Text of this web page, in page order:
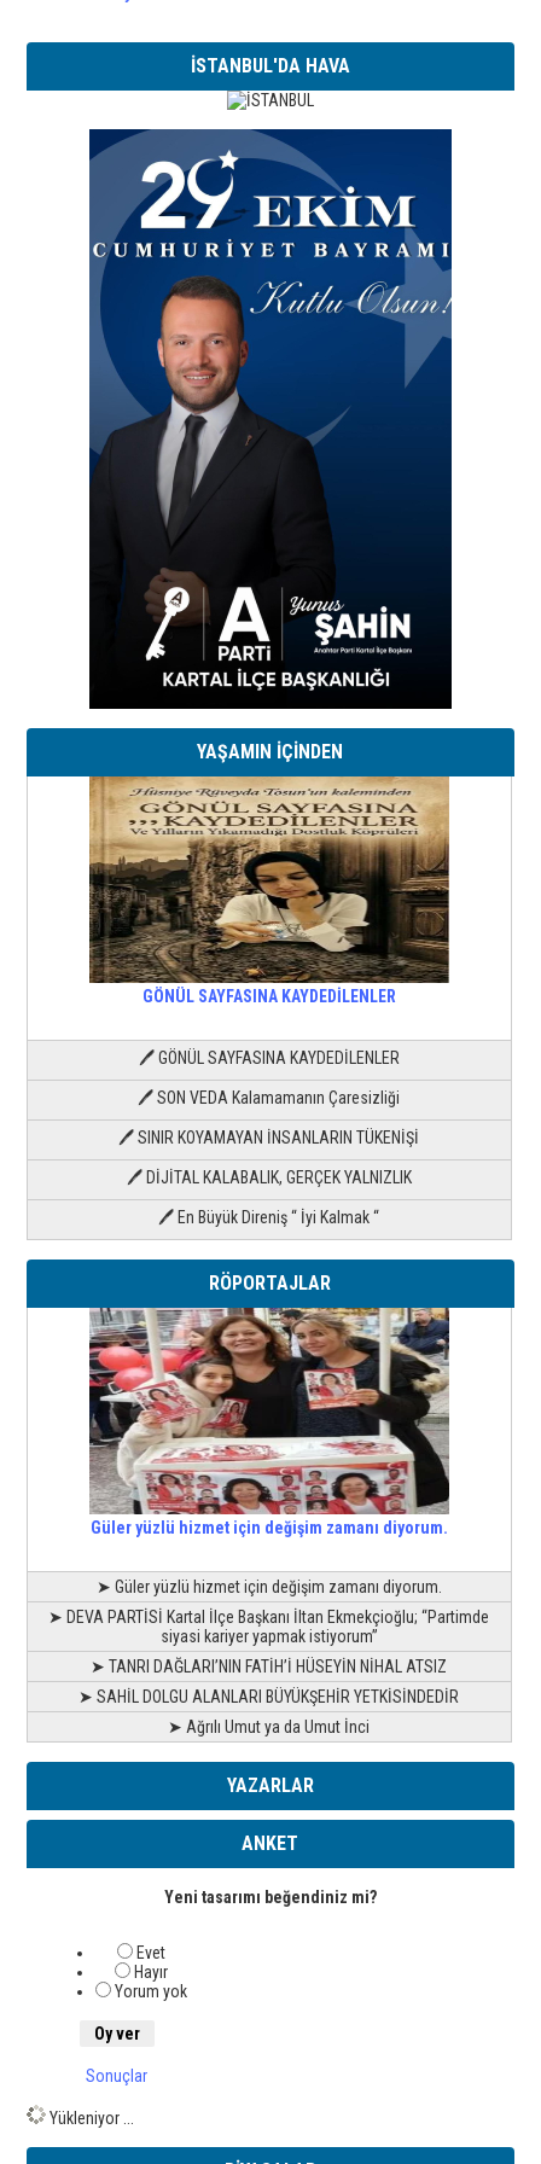
İSTANBUL'DA HAVA
YAŞAMIN İÇİNDEN
GÖNÜL SAYFASINA KAYDEDİLENLER
🖊 GÖNÜL SAYFASINA KAYDEDİLENLER
🖊 SON VEDA Kalamamanın Çaresizliği
🖊 SINIR KOYAMAYAN İNSANLARIN TÜKENİŞİ
🖊 DİJİTAL KALABALIK, GERÇEK YALNIZLIK
🖊 En Büyük Direniş “ İyi Kalmak “
RÖPORTAJLAR
Güler yüzlü hizmet için değişim zamanı diyorum.
➤ Güler yüzlü hizmet için değişim zamanı diyorum.
➤ DEVA PARTİSİ Kartal İlçe Başkanı İltan Ekmekçioğlu; “Partimde
siyasi kariyer yapmak istiyorum”
➤ TANRI DAĞLARI’NIN FATİH’İ HÜSEYİN NİHAL ATSIZ
➤ SAHİL DOLGU ALANLARI BÜYÜKŞEHİR YETKİSİNDEDİR
➤ Ağrılı Umut ya da Umut İnci
YAZARLAR
ANKET
Yeni tasarımı beğendiniz mi?
Evet
Hayır
Yorum yok
Sonuçlar
Yükleniyor ...